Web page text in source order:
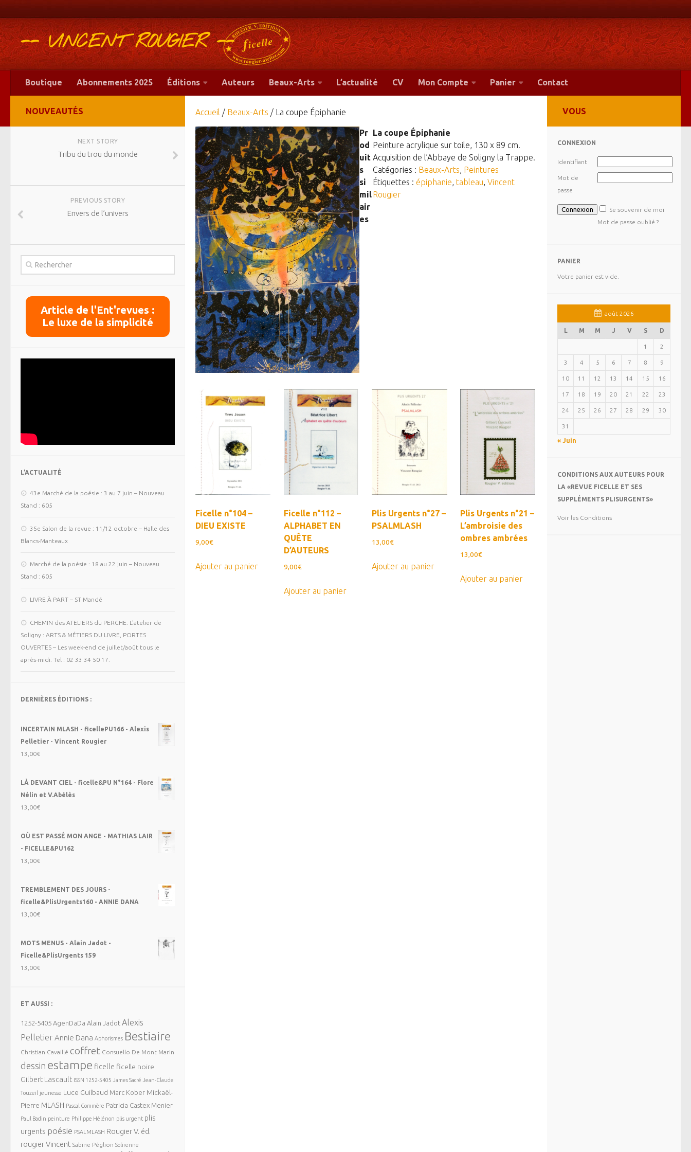
-- VINCENT ROUGIER --
Boutique Abonnements 2025 Éditions Auteurs Beaux-Arts L’actualité CV Mon Compte Panier Contact
Accueil / Beaux-Arts / La coupe Épiphanie
La coupe Épiphanie
Peinture acrylique sur toile, 130 x 89 cm.
Acquisition de l’Abbaye de Soligny la Trappe.
Catégories : Beaux-Arts, Peintures
Étiquettes :épiphanie,tableau,Vincent
Rougier
Pr
od
uit
s
si
mil
air
es
Ficelle n°104 –
DIEU EXISTE
9,00€
Ajouter au panier
Ficelle n°112 –
ALPHABET EN
QUÊTE
D’AUTEURS
9,00€
Ajouter au panier
Plis Urgents n°27 –
PSALMLASH
13,00€
Ajouter au panier
Plis Urgents n°21 –
L’ambroisie des
ombres ambrées
13,00€
Ajouter au panier
NOUVEAUTÉS
NEXT STORY
Tribu du trou du monde
PREVIOUS STORY
Envers de l’univers
Article de l'Ent'revues :
Le luxe de la simplicité
L’ACTUALITÉ
43e Marché de la poésie : 3 au 7 juin – Nouveau
Stand : 605
35e Salon de la revue : 11/12 octobre – Halle des
Blancs-Manteaux
Marché de la poésie : 18 au 22 juin – Nouveau
Stand : 605
LIVRE À PART – ST Mandé
CHEMIN des ATELIERS du PERCHE. L’atelier de
Soligny : ARTS & MÉTIERS DU LIVRE, PORTES
OUVERTES – Les week-end de juillet/août tous le
après-midi. Tel : 02 33 34 50 17.
DERNIÈRES ÉDITIONS :
INCERTAIN MLASH - ficellePU166 - Alexis
Pelletier - Vincent Rougier
13,00€
LÀ DEVANT CIEL - ficelle&PU N°164 - Flore
Nélin et V.Abélès
13,00€
OÙ EST PASSÉ MON ANGE - MATHIAS LAIR
- FICELLE&PU162
13,00€
TREMBLEMENT DES JOURS -
ficelle&PlisUrgents160 - ANNIE DANA
13,00€
MOTS MENUS - Alain Jadot -
Ficelle&PlisUrgents 159
13,00€
ET AUSSI :
1252-5405 AgenDaDa Alain Jadot Alexis
PelletierAnnie Dana Aphorismes Bestiaire
Christian Cavaillé coffret Consuello De Mont Marin
dessin estampe ficelle ficelle noire
Gilbert Lascault ISSN 1252-5405 James Sacré Jean-Claude
Touzeil jeunesse Luce Guilbaud Marc Kober Mickaël-
Pierre MLASH Pascal Commère Patricia Castex Menier
Paul Badin peinture Philippe Hélénon plis urgent plis
urgents poésie PSALMLASH Rougier V. éd.
rougier Vincent Sabine Péglion Solirenne
VOUS
CONNEXION
Identifiant
Mot de
passe
Se souvenir de moi
Mot de passe oublié ?
PANIER
Votre panier est vide.
août 2026
L M M J V S D
1 2
3 4 5 6 7 8 9
10 11 12 13 14 15 16
17 18 19 20 21 22 23
24 25 26 27 28 29 30
31
« Juin
CONDITIONS AUX AUTEURS POUR
LA «REVUE FICELLE ET SES
SUPPLÉMENTS PLISURGENTS»
Voir les Conditions